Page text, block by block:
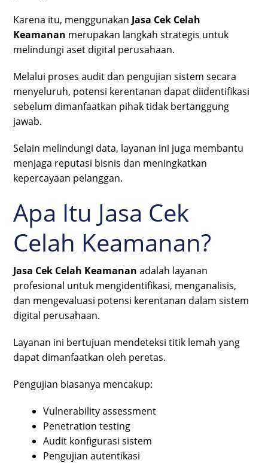
Karena itu, menggunakan Jasa Cek Celah
Keamanan merupakan langkah strategis untuk
melindungi aset digital perusahaan.
Melalui proses audit dan pengujian sistem secara
menyeluruh, potensi kerentanan dapat diidentifikasi
sebelum dimanfaatkan pihak tidak bertanggung
jawab.
Selain melindungi data, layanan ini juga membantu
menjaga reputasi bisnis dan meningkatkan
kepercayaan pelanggan.
Apa Itu Jasa Cek
Celah Keamanan?
Jasa Cek Celah Keamanan adalah layanan
profesional untuk mengidentifikasi, menganalisis,
dan mengevaluasi potensi kerentanan dalam sistem
digital perusahaan.
Layanan ini bertujuan mendeteksi titik lemah yang
dapat dimanfaatkan oleh peretas.
Pengujian biasanya mencakup:
Vulnerability assessment
Penetration testing
Audit konfigurasi sistem
Pengujian autentikasi